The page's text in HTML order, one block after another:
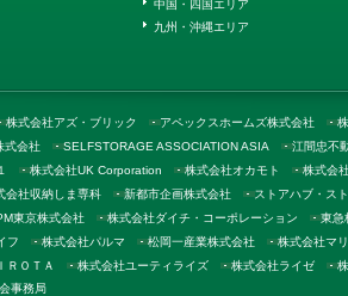
中国・四国エリア
九州・沖縄エリア
株式会社アズ・ブリック アペックスホームズ株式会社
式会社
SELFSTORAGE ASSOCIATION ASIA
江間忠不
株式会社UK Corporation 株式会社オカモト
株式会
会社収納しま専科 新都市企画株式会社
ストアハブ・ス
東京株式会社
株式会社ダイチ・コーポレーション
東急
フ
株式会社パルマ 松岡一産業株式会社
株式会社マ
ＲＯＴＡ
株式会社ユーティライズ 株式会社ライゼ
事務局